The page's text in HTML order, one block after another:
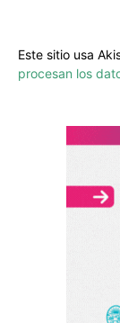
Este sitio usa
procesan los